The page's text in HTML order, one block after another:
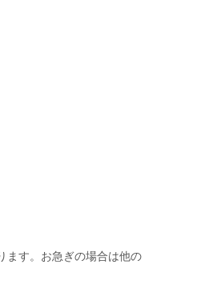
ます。お急ぎの場合は他の